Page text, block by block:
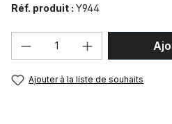
Réf. produit : Y944
Quantité de produit
Ajouter à la liste de souhaits